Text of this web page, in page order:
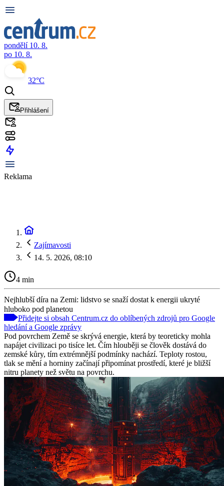
pondělí 10. 8.
po 10. 8.
32°C
Přihlášení
Reklama
Zajímavosti
14. 5. 2026, 08:10
4 min
Nejhlubší díra na Zemi: lidstvo se snaží dostat k energii ukryté
hluboko pod planetou
Přidejte si obsah Centrum.cz do oblíbených zdrojů pro Google
hledání a Google zprávy
Pod povrchem Země se skrývá energie, která by teoreticky mohla
napájet civilizaci po tisíce let. Čím hlouběji se člověk dostává do
zemské kůry, tím extrémnější podmínky nachází. Teploty rostou,
tlak se mění a horniny začínají připomínat prostředí, které je bližší
nitru planety než světu na povrchu.